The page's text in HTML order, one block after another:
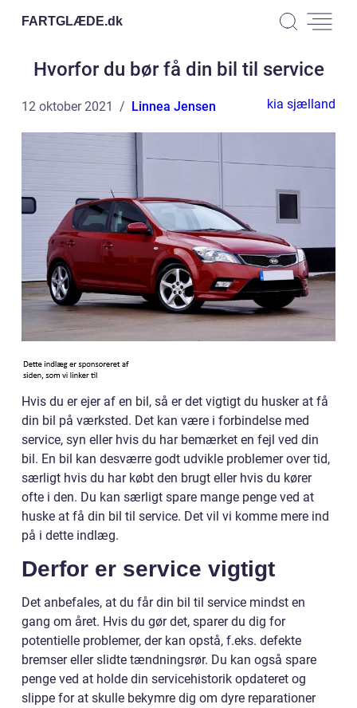
FARTGLÆDE.dk
Hvorfor du bør få din bil til service
12 oktober 2021 Linnea Jensen kia sjælland
Hvis du er ejer af en bil, så er det vigtigt du husker at få
din bil på værksted. Det kan være i forbindelse med
service, syn eller hvis du har bemærket en fejl ved din
bil. En bil kan desværre godt udvikle problemer over tid,
særligt hvis du har købt den brugt eller hvis du kører
ofte i den. Du kan særligt spare mange penge ved at
huske at få din bil til service. Det vil vi komme mere ind
på i dette indlæg.
Derfor er service vigtigt
Det anbefales, at du får din bil til service mindst en
gang om året. Hvis du gør det, sparer du dig for
potentielle problemer, der kan opstå, f.eks. defekte
bremser eller slidte tændningsrør. Du kan også spare
penge ved at holde din servicehistorik opdateret og
slippe for at skulle bekymre dig om dyre reparationer